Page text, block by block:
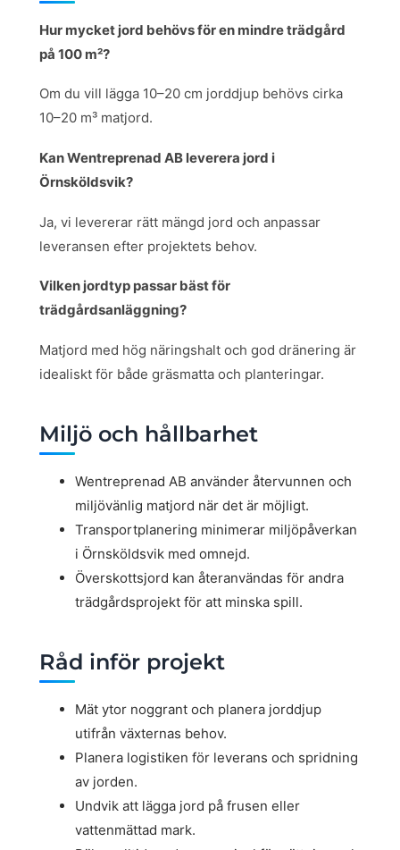
Hur mycket jord behövs för en mindre trädgård
på 100 m²?
Om du vill lägga 10–20 cm jorddjup behövs cirka
10–20 m³ matjord.
Kan Wentreprenad AB leverera jord i
Örnsköldsvik?
Ja, vi levererar rätt mängd jord och anpassar
leveransen efter projektets behov.
Vilken jordtyp passar bäst för
trädgårdsanläggning?
Matjord med hög näringshalt och god dränering är
idealiskt för både gräsmatta och planteringar.
Miljö och hållbarhet
Wentreprenad AB använder återvunnen och
miljövänlig matjord när det är möjligt.
Transportplanering minimerar miljöpåverkan
i Örnsköldsvik med omnejd.
Överskottsjord kan återanvändas för andra
trädgårdsprojekt för att minska spill.
Råd inför projekt
Mät ytor noggrant och planera jorddjup
utifrån växternas behov.
Planera logistiken för leverans och spridning
av jorden.
Undvik att lägga jord på frusen eller
vattenmättad mark.